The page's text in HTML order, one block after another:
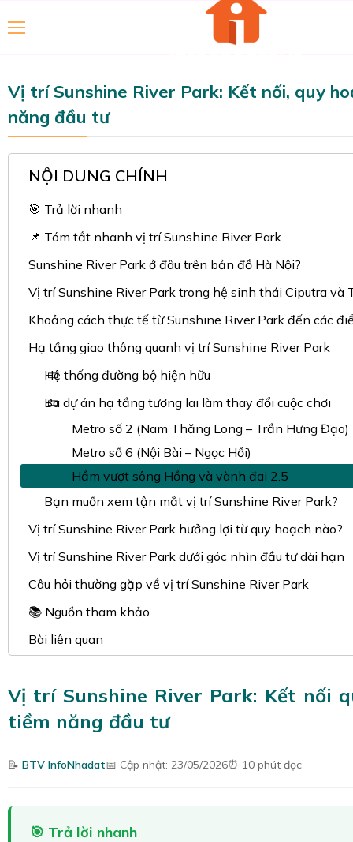
Vị trí Sunshine River Park: Kết nối, quy
năng đầu tư
NỘI DUNG CHÍNH
🎯 Trả lời nhanh
📌 Tóm tắt nhanh vị trí Sunshine River Park
Sunshine River Park ở đâu trên bản đồ Hà Nội?
Vị trí Sunshine River Park trong hệ sinh thái Ciputra và
Khoảng cách thực tế từ Sunshine River Park đến các
Hạ tầng giao thông quanh vị trí Sunshine River Park
Hệ thống đường bộ hiện hữu
Ba dự án hạ tầng tương lai làm thay đổi cuộc chơi
Metro số 2 (Nam Thăng Long – Trần Hưng Đạo)
Metro số 6 (Nội Bài – Ngọc Hồi)
Hầm vượt sông Hồng và vành đai 2.5
Bạn muốn xem tận mắt vị trí Sunshine River Park?
Vị trí Sunshine River Park hưởng lợi từ quy hoạch nào?
Vị trí Sunshine River Park dưới góc nhìn đầu tư dài hạn
Câu hỏi thường gặp về vị trí Sunshine River Park
📚 Nguồn tham khảo
Bài liên quan
Vị trí Sunshine River Park: Kết nối
tiềm năng đầu tư
📝 BTV InfoNhadat📅 Cập nhật: 23/05/2026⏰ 10 phút đọc
🎯 Trả lời nhanh